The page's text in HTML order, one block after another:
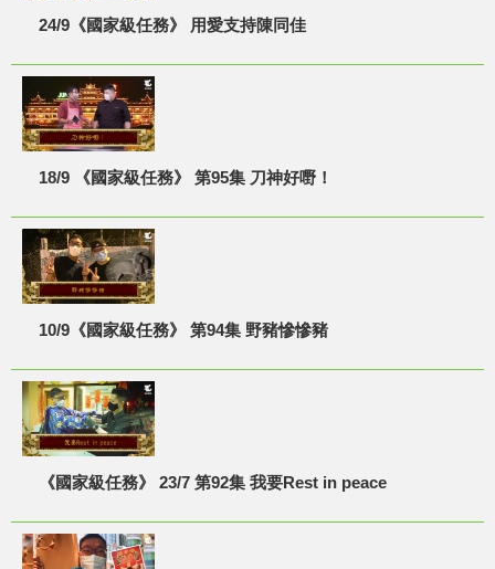
24/9《國家級任務》 用愛支持陳同佳
18/9 《國家級任務》 第95集 刀神好嘢！
10/9《國家級任務》 第94集 野豬慘慘豬
《國家級任務》 23/7 第92集 我要Rest in peace